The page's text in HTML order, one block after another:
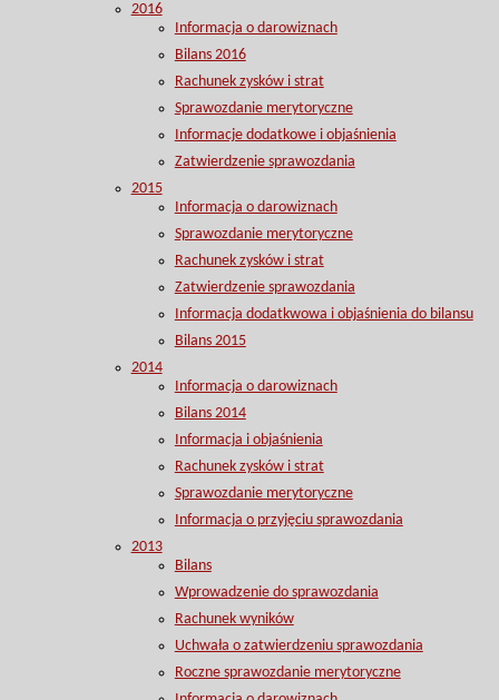
2016
Informacja o darowiznach
Bilans 2016
Rachunek zysków i strat
Sprawozdanie merytoryczne
Informacje dodatkowe i objaśnienia
Zatwierdzenie sprawozdania
2015
Informacja o darowiznach
Sprawozdanie merytoryczne
Rachunek zysków i strat
Zatwierdzenie sprawozdania
Informacja dodatkwowa i objaśnienia do bilansu
Bilans 2015
2014
Informacja o darowiznach
Bilans 2014
Informacja i objaśnienia
Rachunek zysków i strat
Sprawozdanie merytoryczne
Informacja o przyjęciu sprawozdania
2013
Bilans
Wprowadzenie do sprawozdania
Rachunek wyników
Uchwała o zatwierdzeniu sprawozdania
Roczne sprawozdanie merytoryczne